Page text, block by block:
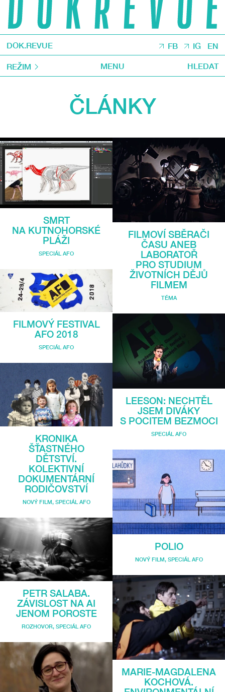
DOK.REVUE FB IG EN
REŽIM MENU HLEDAT
ČLÁNKY
SMRT
NA KUTNOHORSKÉ
PLÁŽI
SPECIÁL AFO
FILMOVÝ FESTIVAL
AFO 2018
SPECIÁL AFO
KRONIKA
ŠŤASTNÉHO
DĚTSTVÍ.
KOLEKTIVNÍ
DOKUMENTÁRNÍ
RODIČOVSTVÍ
NOVÝ FILM, SPECIÁL AFO
PETR SALABA.
ZÁVISLOST NA AI
JENOM POROSTE
ROZHOVOR, SPECIÁL AFO
FILMOVÍ SBĚRAČI
ČASU ANEB
LABORATOŘ
PRO STUDIUM
ŽIVOTNÍCH DĚJŮ
FILMEM
TÉMA
LEESON: NECHTĚL
JSEM DIVÁKY
S POCITEM BEZMOCI
SPECIÁL AFO
POLIO
NOVÝ FILM, SPECIÁL AFO
MARIE-MAGDALENA
KOCHOVÁ.